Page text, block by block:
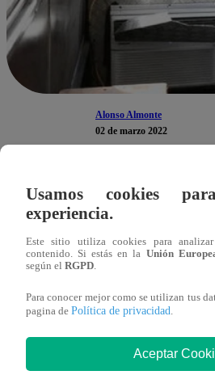
Alonso Almonte
02 de marzo 2022
LA GUAIRA, Venezuela, 2 mar
para comprar comida y ni
afeitar y ofrecer el servicio a
impuesta en el país en marzo
“Yo quería un local, pero
Usamos cookies
experiencia.
Este sitio utiliza cookies para
contenido. Si estás en la Unión
según el RGPD.
Para conocer mejor como se utilizan tus
pagina de Política de privacidad.
Aceptar